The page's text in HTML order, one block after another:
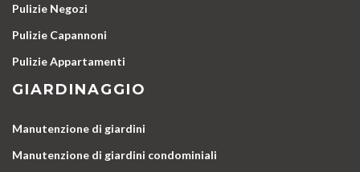
Pulizie Negozi
Pulizie Capannoni
Pulizie Appartamenti
GIARDINAGGIO
Manutenzione di giardini
Manutenzione di giardini condominiali